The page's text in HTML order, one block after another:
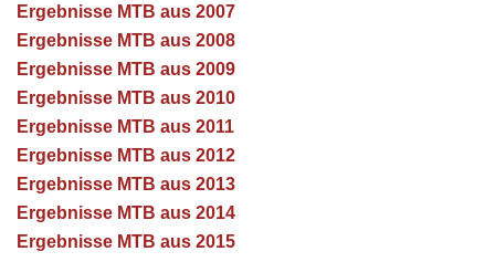
Ergebnisse MTB aus 2007
Ergebnisse MTB aus 2008
Ergebnisse MTB aus 2009
Ergebnisse MTB aus 2010
Ergebnisse MTB aus 2011
Ergebnisse MTB aus 2012
Ergebnisse MTB aus 2013
Ergebnisse MTB aus 2014
Ergebnisse MTB aus 2015